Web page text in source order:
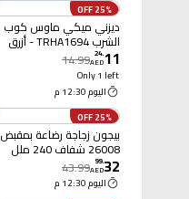
25% OFF
ديزني ميكي ماوس كوب
الشرب TRHA1694 - أزرق
300 ملل
11
.
24
AED
14.99
Only 1 left
اليوم 12:30 م
25% OFF
بيجون زجاجة رضاعة بمقبض
26008 شفاف 240 ملل
32
.
99
AED
43.99
اليوم 12:30 م